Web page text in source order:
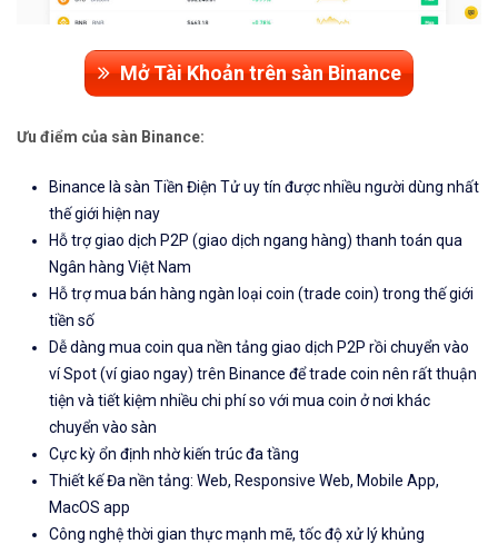
Mở Tài Khoản trên sàn Binance
Ưu điểm của sàn Binance:
Binance là sàn Tiền Điện Tử uy tín được nhiều người dùng nhất
thế giới hiện nay
Hỗ trợ giao dịch P2P (giao dịch ngang hàng) thanh toán qua
Ngân hàng Việt Nam
Hỗ trợ mua bán hàng ngàn loại coin (trade coin) trong thế giới
tiền số
Dễ dàng mua coin qua nền tảng giao dịch P2P rồi chuyển vào
ví Spot (ví giao ngay) trên Binance để trade coin nên rất thuận
tiện và tiết kiệm nhiều chi phí so với mua coin ở nơi khác
chuyển vào sàn
Cực kỳ ổn định nhờ kiến trúc đa tầng
Thiết kế Đa nền tảng: Web, Responsive Web, Mobile App,
MacOS app
Công nghệ thời gian thực mạnh mẽ, tốc độ xử lý khủng